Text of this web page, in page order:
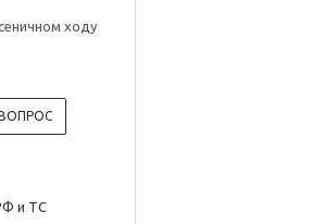
ходу
и ТС